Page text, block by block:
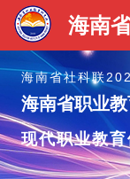
海南
海南省社科联
海南省职业
现代职业教